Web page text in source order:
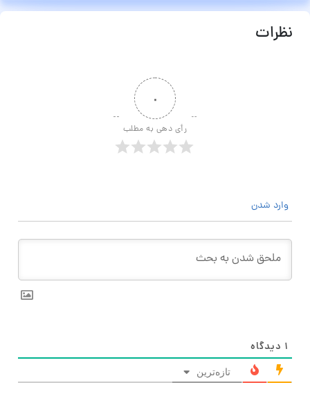
نظرات
۰
رأی دهی به مطلب
وارد شدن
۱ دیدگاه
تازه‌ترین